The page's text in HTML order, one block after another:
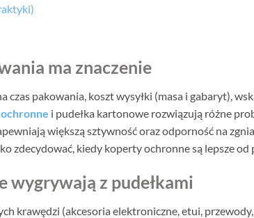
ma znaczenie
czas pakowania, koszt wysyłki (masa i gabaryt),
i pudełka kartonowe rozwiązują różne
większą sztywność oraz odporność na
zdecydować, kiedy koperty ochronne są lepsze od
wygrywają z pudełkami
krawędzi (akcesoria elektroniczne, etui,